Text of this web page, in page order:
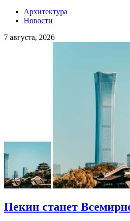
Архитектура
Новости
7 августа, 2026
Пекин станет